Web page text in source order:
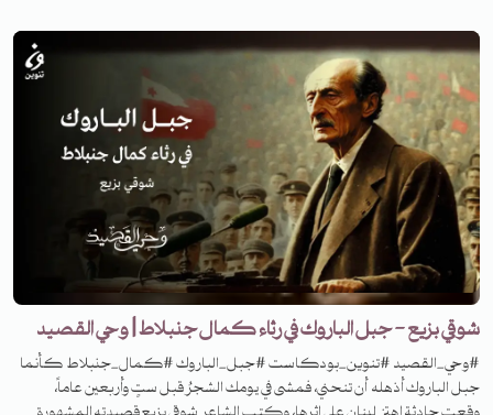
القصيدة؟
شوقي بزيع - جبل الباروك في رثاء كمال جنبلاط | وحي القصيد
#وحي_القصيد #تنوين_بودكاست #جبل_الباروك #كمال_جنبلاط كأنما
جبل الباروك أذهله أن تنحني، فمشى في يومك الشجرُ قبل ستٍ وأربعين عاماً،